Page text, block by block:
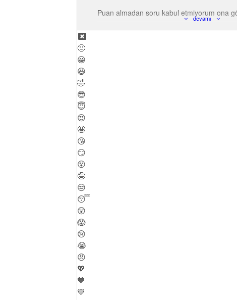
Puan almadan soru kabul etmiyorum ona
devamı
🙂
😀
😆
🤣
😎
😇
😍
🤩
😘
😏
😵
🤪
😒
😴
😲
😱
😢
😭
😠
💖
🧡
💙